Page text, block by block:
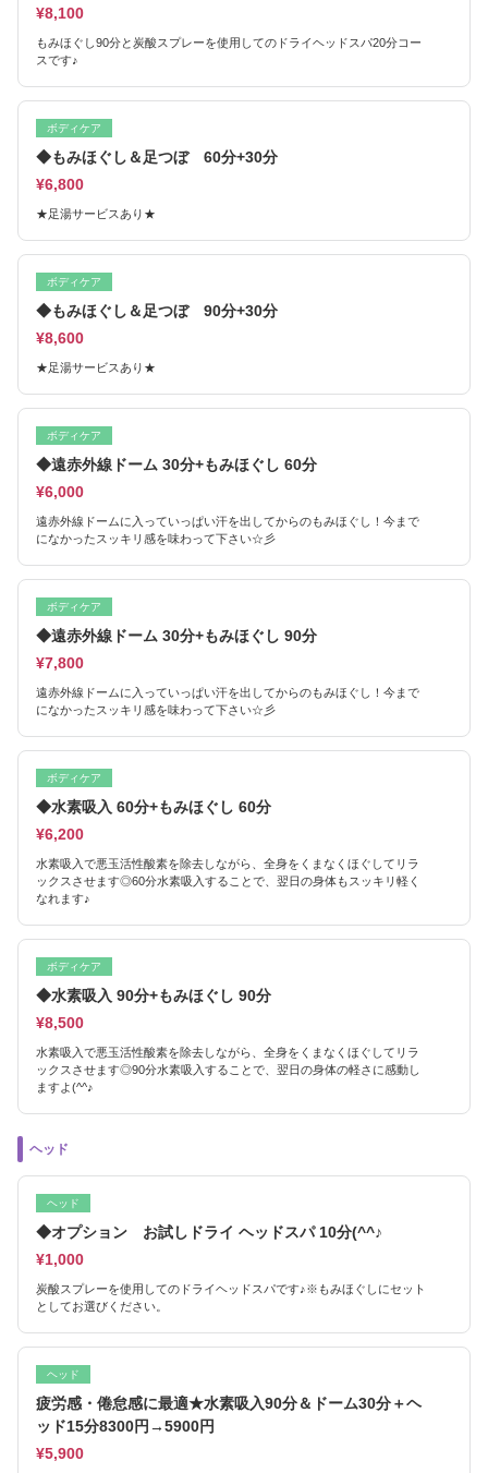
¥8,100
もみほぐし90分と炭酸スプレーを使用してのドライヘッドスパ20分コー
スです♪
ボディケア
◆もみほぐし＆足つぼ 60分+30分
¥6,800
★足湯サービスあり★
ボディケア
◆もみほぐし＆足つぼ 90分+30分
¥8,600
★足湯サービスあり★
ボディケア
◆遠赤外線ドーム 30分+もみほぐし 60分
¥6,000
遠赤外線ドームに入っていっぱい汗を出してからのもみほぐし！今まで
になかったスッキリ感を味わって下さい☆彡
ボディケア
◆遠赤外線ドーム 30分+もみほぐし 90分
¥7,800
遠赤外線ドームに入っていっぱい汗を出してからのもみほぐし！今まで
になかったスッキリ感を味わって下さい☆彡
ボディケア
◆水素吸入 60分+もみほぐし 60分
¥6,200
水素吸入で悪玉活性酸素を除去しながら、全身をくまなくほぐしてリラ
ックスさせます◎60分水素吸入することで、翌日の身体もスッキリ軽く
なれます♪
ボディケア
◆水素吸入 90分+もみほぐし 90分
¥8,500
水素吸入で悪玉活性酸素を除去しながら、全身をくまなくほぐしてリラ
ックスさせます◎90分水素吸入することで、翌日の身体の軽さに感動し
ますよ(^^♪
ヘッド
ヘッド
◆オプション お試しドライ ヘッドスパ 10分(^^♪
¥1,000
炭酸スプレーを使用してのドライヘッドスパです♪※もみほぐしにセット
としてお選びください。
ヘッド
疲労感・倦怠感に最適★水素吸入90分＆ドーム30分＋ヘ
ッド15分8300円→5900円
¥5,900